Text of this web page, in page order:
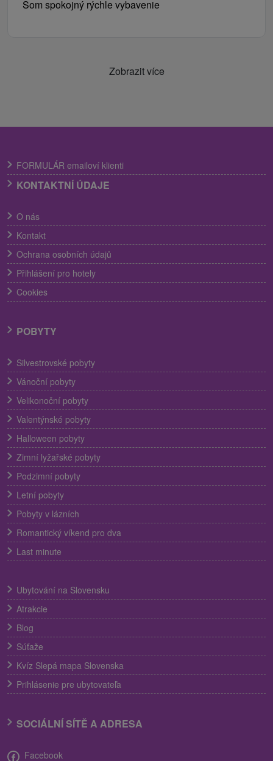
Som spokojný rýchle vybavenie
Zobrazit více
FORMULÁR emailoví klienti
KONTAKTNÍ ÚDAJE
O nás
Kontakt
Ochrana osobních údajů
Přihlášení pro hotely
Cookies
POBYTY
Silvestrovské pobyty
Vánoční pobyty
Velikonoční pobyty
Valentýnské pobyty
Halloween pobyty
Zimní lyžařské pobyty
Podzimní pobyty
Letní pobyty
Pobyty v lázních
Romantický víkend pro dva
Last minute
Ubytování na Slovensku
Atrakcie
Blog
Súťaže
Kvíz Slepá mapa Slovenska
Prihlásenie pre ubytovateľa
SOCIÁLNÍ SÍTĚ A ADRESA
Facebook